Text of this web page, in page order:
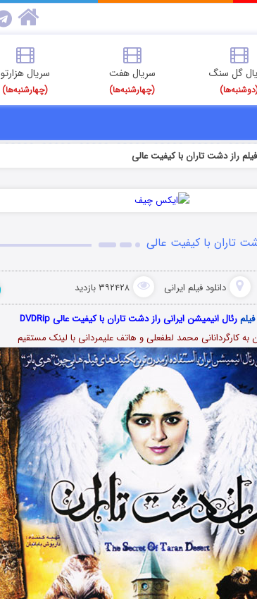
گل سنگ سریال هفت
(چهارشنبه‌ها)
سریال هزارتو
(چهارشنبه‌ها)
فیلم راز دشت تاران با کیفیت عالی
تاران با کیفیت عالی
دانلود فیلم‌ ایرانی ۳۹۲۴۲۸ بازدید
فیلمرئال انیمیشن ایرانی راز دشت تاران با کیفیت عالی DVDRip
به کارگردانانی محمد لطفعلی و هاتف علیمردانی با لینک مستقیم